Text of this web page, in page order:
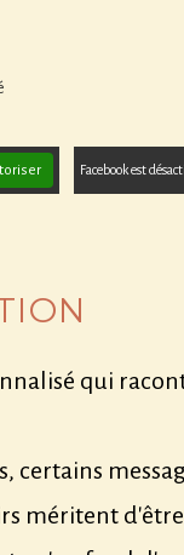
Facebook est
qui
certains
méritent